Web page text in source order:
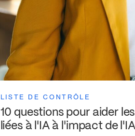
LISTE DE CONTRÔLE
10 questions pour aider
liées à l'IA à l'impact de l'IA